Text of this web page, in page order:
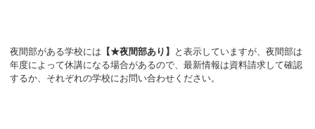
夜間部がある学校には 【★夜間部あり】
と表示していますが、夜間部は
年度によって休講になる場合があるので、最新情報は資料請求して確認
するか、それぞれの学校にお問い合わせください。